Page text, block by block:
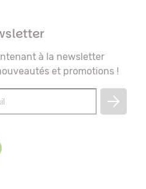
à la newsletter
et promotions !